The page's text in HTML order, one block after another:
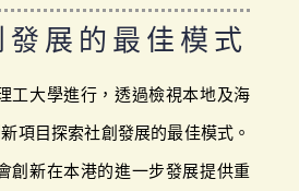
發展的最佳模式
工大學進行，透過檢視本地及海
項目探索社創發展的最佳模式。
創新在本港的進一步發展提供重